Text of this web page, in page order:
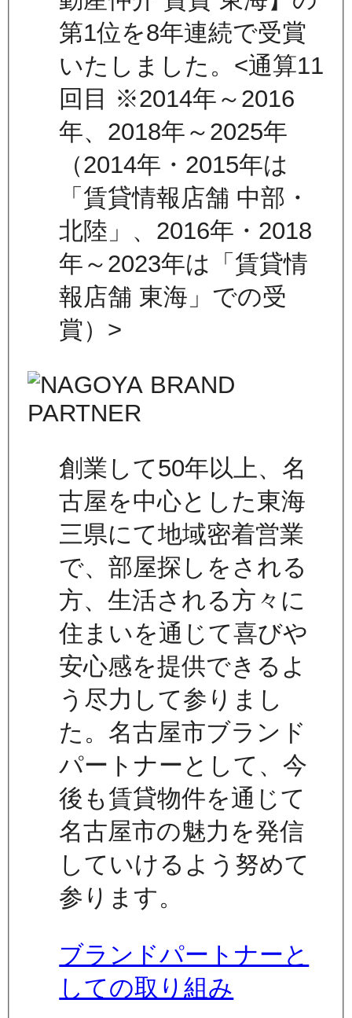
第1位を8年連続で受賞
いたしました。<通算11
回目 ※2014年～2016
年、2018年～2025年
（2014年・2015年は
「賃貸情報店舗 中部・
北陸」、2016年・2018
年～2023年は「賃貸情
報店舗 東海」での受
賞）>
創業して50年以上、名
古屋を中心とした東海
三県にて地域密着営業
で、部屋探しをされる
方、生活される方々に
住まいを通じて喜びや
安心感を提供できるよ
う尽力して参りまし
た。名古屋市ブランド
パートナーとして、今
後も賃貸物件を通じて
名古屋市の魅力を発信
していけるよう努めて
参ります。
ブランドパートナーと
しての取り組み